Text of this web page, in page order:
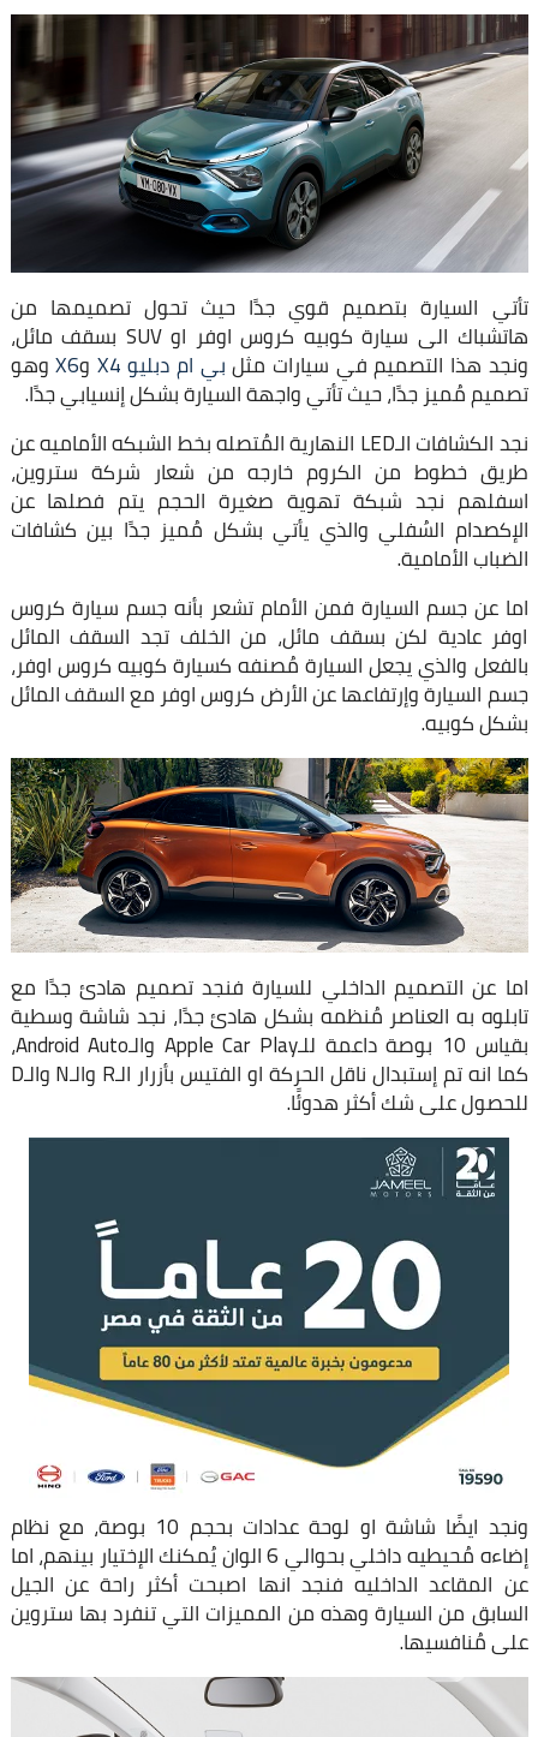
تأتي السيارة بتصميم قوي جدًا حيث تحول تصميمها من
هاتشباك الى سيارة كوبيه كروس اوفر او SUV بسقف مائل،
ونجد هذا التصميم في سيارات مثلبي ام دبليو X4 وX6وهو
تصميم مُميز جدًا، حيث تأتي واجهة السيارة بشكل إنسيابي جدًا.
نجد الكشافات الـLED النهارية المُتصله بخط الشبكه الأماميه عن
طريق خطوط من الكروم خارجه من شعار شركة ستروين،
اسفلهم نجد شبكة تهوية صغيرة الحجم يتم فصلها عن
الإكصدام السُفلي والذي يأتي بشكل مُميز جدًا بين كشافات
الضباب الأمامية.
اما عن جسم السيارة فمن الأمام تشعر بأنه جسم سيارة كروس
اوفر عادية لكن بسقف مائل، من الخلف تجد السقف المائل
بالفعل والذي يجعل السيارة مُصنفه كسيارة كوبيه كروس اوفر،
جسم السيارة وإرتفاعها عن الأرض كروس اوفر مع السقف المائل
بشكل كوبيه.
اما عن التصميم الداخلي للسيارة فنجد تصميم هادئ جدًا مع
تابلوه به العناصر مُنظمه بشكل هادئ جدًا، نجد شاشة وسطية
بقياس 10 بوصة داعمة للـApple Car Play والـAndroid Auto،
كما انه تم إستبدال ناقل الحركة او الفتيس بأزرار الـR والـN والـD
للحصول على شك أكثر هدوئًا.
ونجد ايضًا شاشة او لوحة عدادات بحجم 10 بوصة، مع نظام
إضاءه مُحيطيه داخلي بحوالي 6 الوان يُمكنك الإختيار بينهم، اما
عن المقاعد الداخليه فنجد انها اصبحت أكثر راحة عن الجيل
السابق من السيارة وهذه من المميزات التي تنفرد بها ستروين
على مُنافسيها.